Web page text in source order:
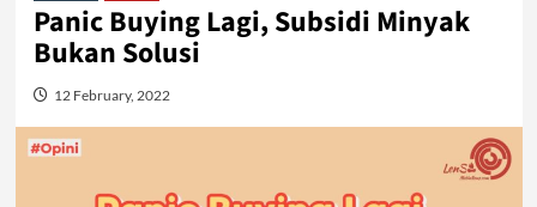
Panic Buying Lagi, Subsidi Minyak
Bukan Solusi
12 February, 2022